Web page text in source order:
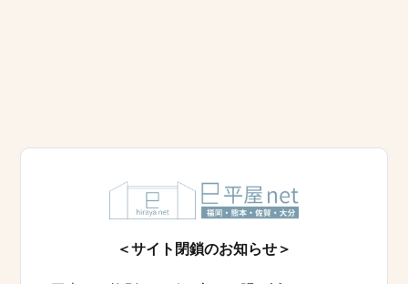
＜サイト閉鎖のお知らせ＞